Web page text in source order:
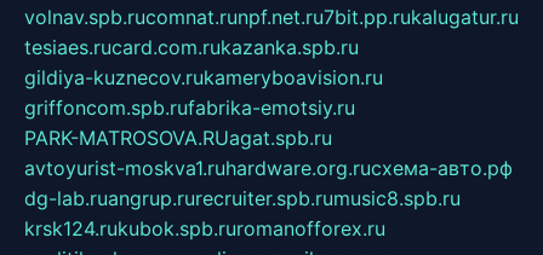
volnav.spb.rucomnat.runpf.net.ru7bit.pp.rukalugatur.ru
tesiaes.rucard.com.rukazanka.spb.ru
gildiya-kuznecov.rukameryboavision.ru
griffoncom.spb.rufabrika-emotsiy.ru
PARK-MATROSOVA.RUagat.spb.ru
avtoyurist-moskva1.ruhardware.org.ruсхема-авто.рф
dg-lab.ruangrup.rurecruiter.spb.rumusic8.spb.ru
krsk124.rukubok.spb.ruromanofforex.ru